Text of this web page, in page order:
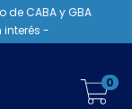
CABA y GBA
-
0